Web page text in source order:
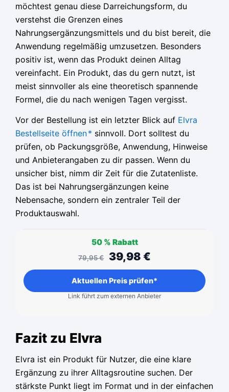
möchtest genau diese Darreichungsform, du
verstehst die Grenzen eines
Nahrungsergänzungsmittels und du bist bereit, die
Anwendung regelmäßig umzusetzen. Besonders
positiv ist, wenn das Produkt deinen Alltag
vereinfacht. Ein Produkt, das du gern nutzt, ist
meist sinnvoller als eine theoretisch spannende
Formel, die du nach wenigen Tagen vergisst.
Vor der Bestellung ist ein letzter Blick auf Elvra
Bestellseite öffnen* sinnvoll. Dort solltest du
prüfen, ob Packungsgröße, Anwendung, Hinweise
und Anbieterangaben zu dir passen. Wenn du
unsicher bist, nimm dir Zeit für die Zutatenliste.
Das ist bei Nahrungsergänzungen keine
Nebensache, sondern ein zentraler Teil der
Produktauswahl.
50 % Rabatt
79,95€ 39,98 €
Aktuellen Preis prüfen*
Link führt zum externen Anbieter
Fazit zu Elvra
Elvra ist ein Produkt für Nutzer, die eine klare
Ergänzung zu ihrer Alltagsroutine suchen. Der
stärkste Punkt liegt im Format und in der einfachen